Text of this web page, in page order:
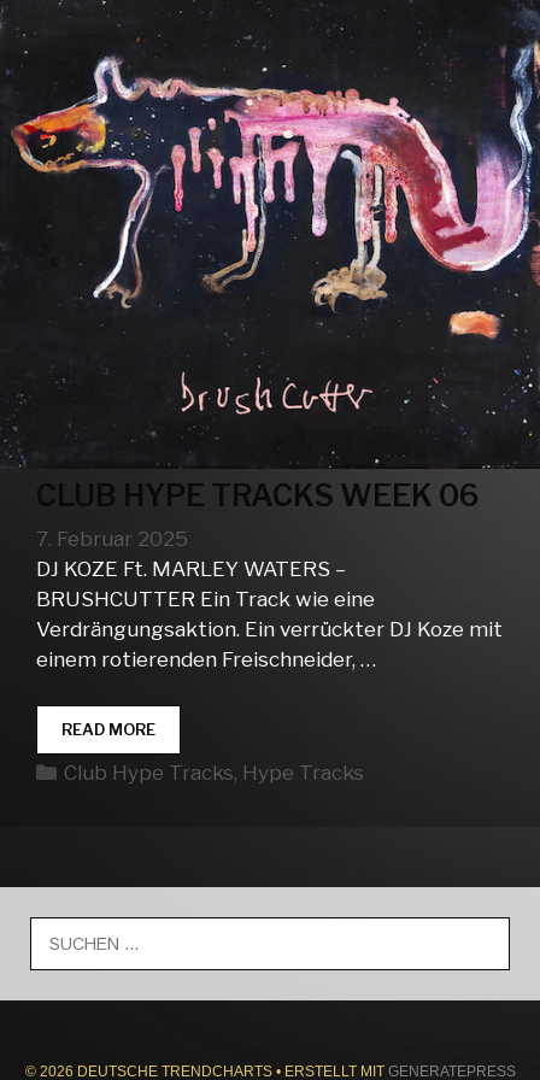
CLUB HYPE TRACKS WEEK 06
7. Februar 2025
DJ KOZE Ft. MARLEY WATERS –
BRUSHCUTTER Ein Track wie eine
Verdrängungsaktion. Ein verrückter DJ Koze mit
einem rotierenden Freischneider, …
READ MORECLUB
HYPE
TRACKS
Kategorien
Club Hype Tracks, Hype Tracks
nach:
© 2026 DEUTSCHE TRENDCHARTS• ERSTELLT MIT GENERATEPRESS